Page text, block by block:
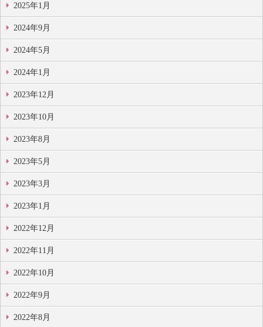
2025年1月
2024年9月
2024年5月
2024年1月
2023年12月
2023年10月
2023年8月
2023年5月
2023年3月
2023年1月
2022年12月
2022年11月
2022年10月
2022年9月
2022年8月